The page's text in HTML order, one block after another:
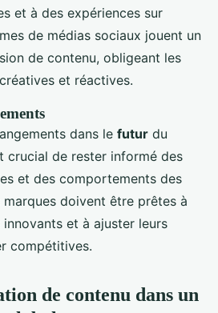
et à des expériences sur
de médias sociaux jouent un
de contenu, obligeant les
et réactives.
dans le futur du
crucial de rester informé des
et des comportements des
doivent être prêtes à
et à ajuster leurs
compétitives.
de contenu dans un